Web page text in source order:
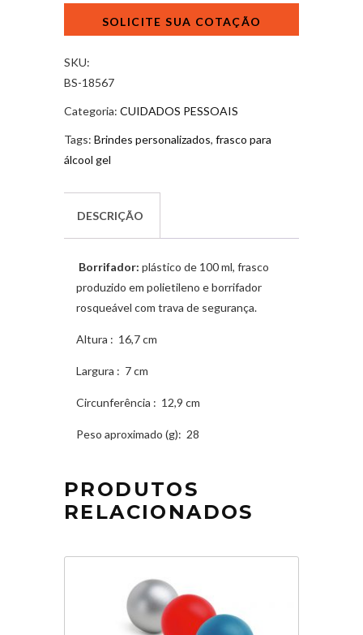
SKU:
BS-18567
Categoria: CUIDADOS PESSOAIS
Tags: Brindes personalizados, frasco para
álcool gel
DESCRIÇÃO
Borrifador: plástico de 100 ml, frasco
produzido em polietileno e borrifador
rosqueável com trava de segurança.
Altura : 16,7 cm
Largura : 7 cm
Circunferência : 12,9 cm
Peso aproximado (g): 28
PRODUTOS
RELACIONADOS